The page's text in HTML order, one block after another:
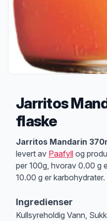
Jarritos
flaske
Produktbeskrivelse
Jarritos Mandarin
levert av Paafyll og
per 100g, hvorav 0.00 g
10.00 g er karbohydrater.
Ingredienser
Kullsyreholdig Vann,